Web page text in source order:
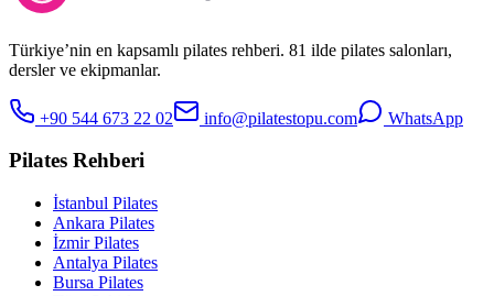
Türkiye’nin en kapsamlı pilates rehberi. 81 ilde pilates salonları,
dersler ve ekipmanlar.
+90 544 673 22 02 info@pilatestopu.com WhatsApp
Pilates Rehberi
İstanbul Pilates
Ankara Pilates
İzmir Pilates
Antalya Pilates
Bursa Pilates